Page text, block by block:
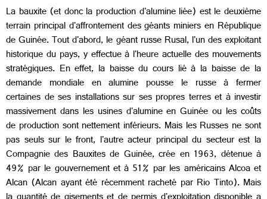
La bauxite (et donc la production d'alumine liée) est le deuxième
terrain principal d'affrontement des géants miniers en République
de Guinée. Tout d'abord, le géant russe Rusal, l'un des exploitant
historique du pays, y effectue à l'heure actuelle des mouvements
stratégiques. En effet, la baisse du cours lié à la baisse de la
demande mondiale en alumine pousse le russe à fermer
certaines de ses installations sur ses propres terres et à investir
massivement dans les usines d'alumine en Guinée ou les coûts
de production sont nettement inférieurs. Mais les Russes ne sont
pas seuls sur le front, l'autre acteur principal du secteur est la
Compagnie des Bauxites de Guinée, crée en 1963, détenue à
49% par le gouvernement et à 51% par les américains Alcoa et
Alcan (Alcan ayant été récemment racheté par Rio Tinto). Mais